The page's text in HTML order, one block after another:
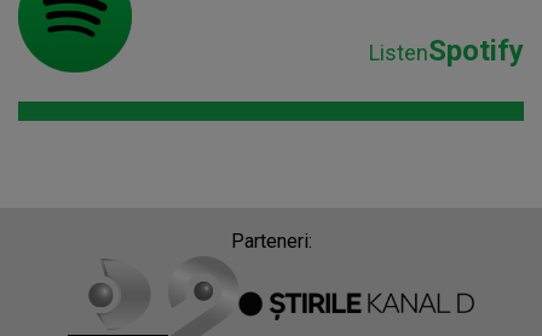
ListenSpotify
Parteneri: